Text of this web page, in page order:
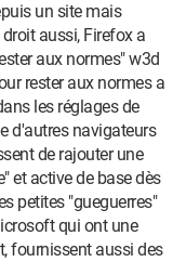
un site mais
aussi, Firefox a
aux normes" w3d
rester aux normes a
les réglages de
d'autres navigateurs
de rajouter une
et active de base dès
petites "gueguerres"
qui ont une
fournissent aussi des